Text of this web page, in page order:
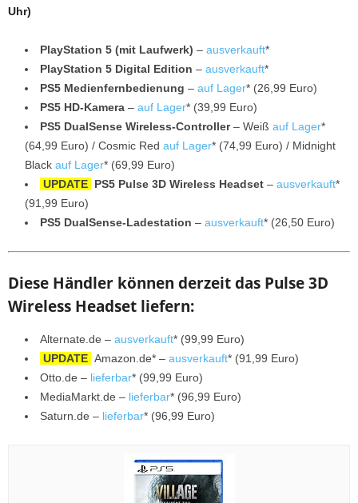
Uhr)
PlayStation 5 (mit Laufwerk) – ausverkauft*
PlayStation 5 Digital Edition – ausverkauft*
PS5 Medienfernbedienung – auf Lager* (26,99 Euro)
PS5 HD-Kamera – auf Lager* (39,99 Euro)
PS5 DualSense Wireless-Controller– Weiß auf Lager*
(64,99 Euro) / Cosmic Red auf Lager* (74,99 Euro) / Midnight
Black auf Lager* (69,99 Euro)
UPDATE PS5 Pulse 3D Wireless Headset – ausverkauft*
(91,99 Euro)
PS5 DualSense-Ladestation – ausverkauft* (26,50 Euro)
Diese Händler können derzeit das Pulse 3D
Wireless Headset liefern:
Alternate.de – ausverkauft* (99,99 Euro)
UPDATE Amazon.de* – ausverkauft* (91,99 Euro)
Otto.de – lieferbar* (99,99 Euro)
MediaMarkt.de – lieferbar* (96,99 Euro)
Saturn.de – lieferbar* (96,99 Euro)